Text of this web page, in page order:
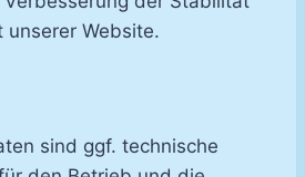
unserer Website.
sind ggf. technische